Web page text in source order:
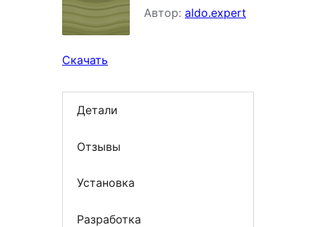
Автор: aldo.expert
Скачать
Детали
Отзывы
Установка
Разработка